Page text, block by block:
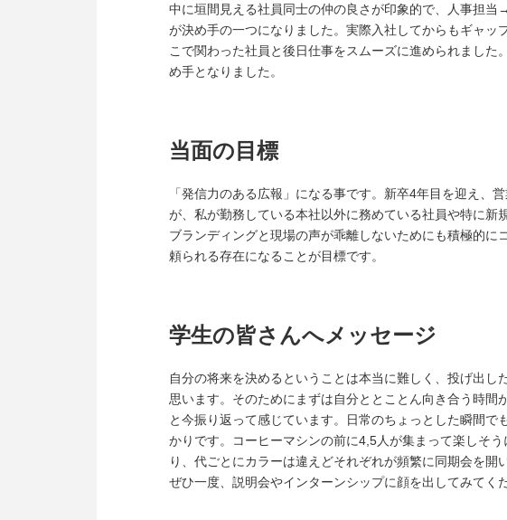
中に垣間見える社員同士の仲の良さが印象的で、人事担
が決め手の一つになりました。実際入社してからもギャ
こで関わった社員と後日仕事をスムーズに進められまし
め手となりました。
当面の目標
「発信力のある広報」になる事です。新卒4年目を迎え、
が、私が勤務している本社以外に務めている社員や特に
ブランディングと現場の声が乖離しないためにも積極的
頼られる存在になることが目標です。
学生の皆さんへメッセージ
自分の将来を決めるということは本当に難しく、投げ出
思います。そのためにまずは自分ととことん向き合う時
と今振り返って感じています。日常のちょっとした瞬間
かりです。コーヒーマシンの前に4,5人が集まって楽しそ
り、代ごとにカラーは違えどそれぞれが頻繁に同期会を開
ぜひ一度、説明会やインターンシップに顔を出してみてく